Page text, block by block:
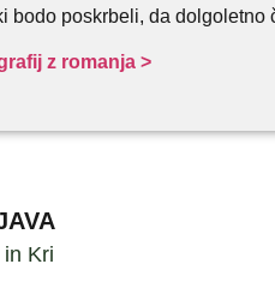
bodo poskrbeli, da
z romanja >
Kri